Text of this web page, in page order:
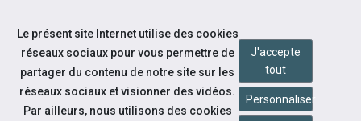
Aller au contenu
Le présent site Internet utilise des cookies
réseaux sociaux pour vous permettre de
partager du contenu de notre site sur les
réseaux sociaux et visionner des vidéos.
Par ailleurs, nous utilisons des cookies
J'accepte
tout
Personnaliser